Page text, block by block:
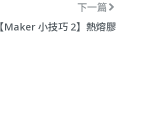
下一篇
【Maker 小技巧 2】熱熔膠